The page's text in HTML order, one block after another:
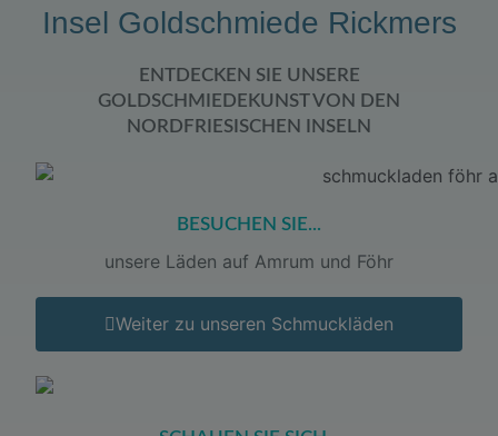
Insel Goldschmiede Rickmers
ENTDECKEN SIE UNSERE
GOLDSCHMIEDEKUNST VON DEN
NORDFRIESISCHEN INSELN
BESUCHEN SIE...
unsere Läden auf Amrum und Föhr
Weiter zu unseren Schmuckläden